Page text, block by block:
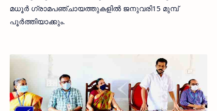
മധൂർ ഗ്രാമപഞ്ചായത്തുകളിൽ ജനുവരി15 മുമ്പ്
പൂർത്തിയാക്കും.